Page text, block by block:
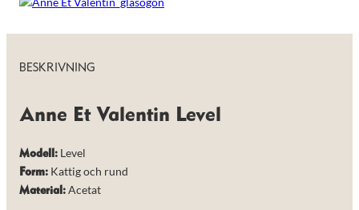
BESKRIVNING
Anne Et Valentin Level
Modell: Level
Form: Kattig och rund
Material: Acetat
de här
kommer viss
att försvinna
från
Genom att dela
med dig av dina
intressen och ditt
beteende när du